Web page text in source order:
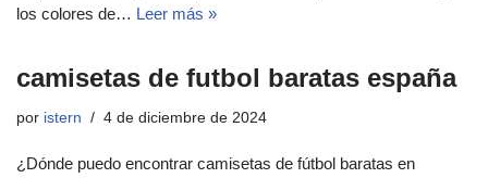
los colores de… Leer más »
camisetas de futbol baratas españa
por istern 4 de diciembre de 2024
¿Dónde puedo encontrar camisetas de fútbol baratas en